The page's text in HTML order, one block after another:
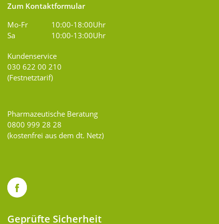
Zum Kontaktformular
Mo-Fr
10:00-18:00Uhr
Sa
10:00-13:00Uhr
Kundenservice
030 622 00 210
(Festnetztarif)
Pharmazeutische Beratung
0800 999 28 28
(kostenfrei aus dem dt. Netz)
Geprüfte Sicherheit